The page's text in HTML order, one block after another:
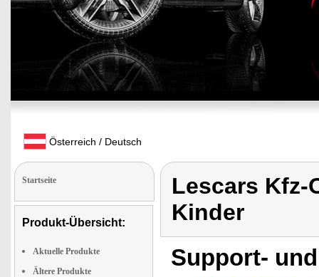
Österreich / Deutsch
Startseite
Produkt-Übersicht:
Aktuelle Produkte
Ältere Produkte
Lescars Kfz-
Kinder
Support-